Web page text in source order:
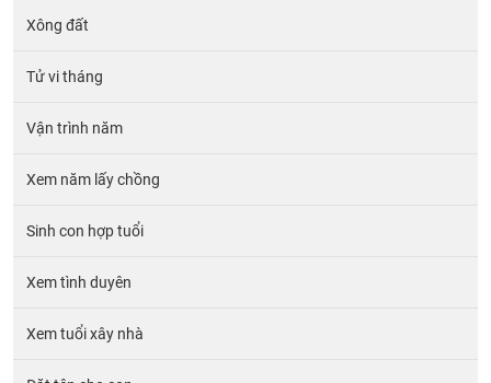
Xông đất
Tử vi tháng
Vận trình năm
Xem năm lấy chồng
Sinh con hợp tuổi
Xem tình duyên
Xem tuổi xây nhà